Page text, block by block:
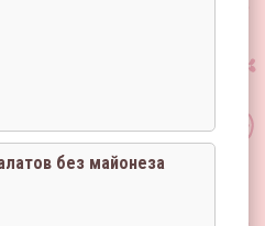
без майонеза